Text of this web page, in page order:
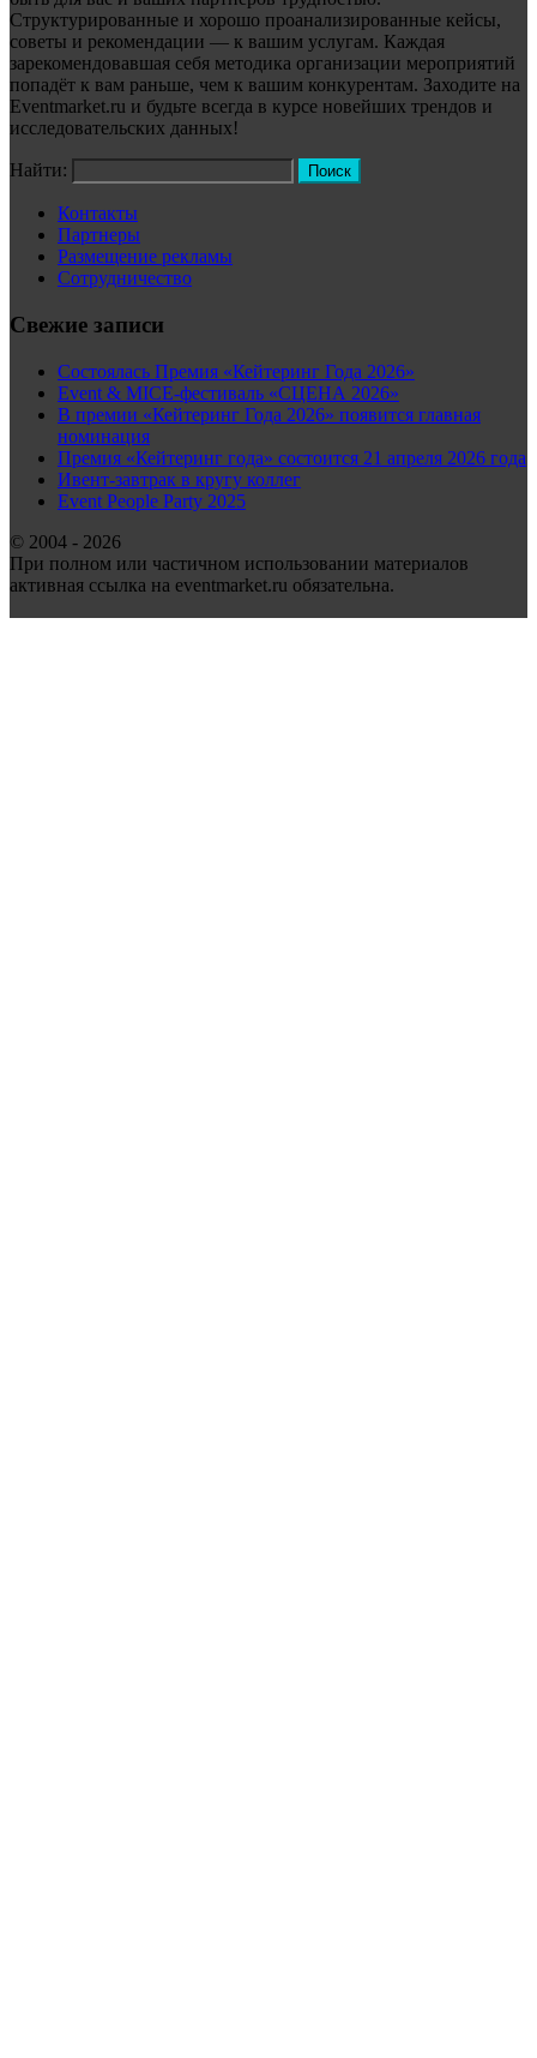
Структурированные и хорошо проанализированные кейсы,
советы и рекомендации — к вашим услугам. Каждая
зарекомендовавшая себя методика организации мероприятий
попадёт к вам раньше, чем к вашим конкурентам. Заходите на
Eventmarket.ru и будьте всегда в курсе новейших трендов и
исследовательских данных!
Найти:
Контакты
Партнеры
Размещение рекламы
Сотрудничество
Свежие записи
Состоялась Премия «Кейтеринг Года 2026»
Event & MICE-фестиваль «СЦЕНА 2026»
В премии «Кейтеринг Года 2026» появится главная
номинация
Премия «Кейтеринг года» состоится 21 апреля 2026 года
Ивент-завтрак в кругу коллег
Event People Party 2025
© 2004 - 2026
При полном или частичном использовании материалов
активная ссылка на eventmarket.ru обязательна.